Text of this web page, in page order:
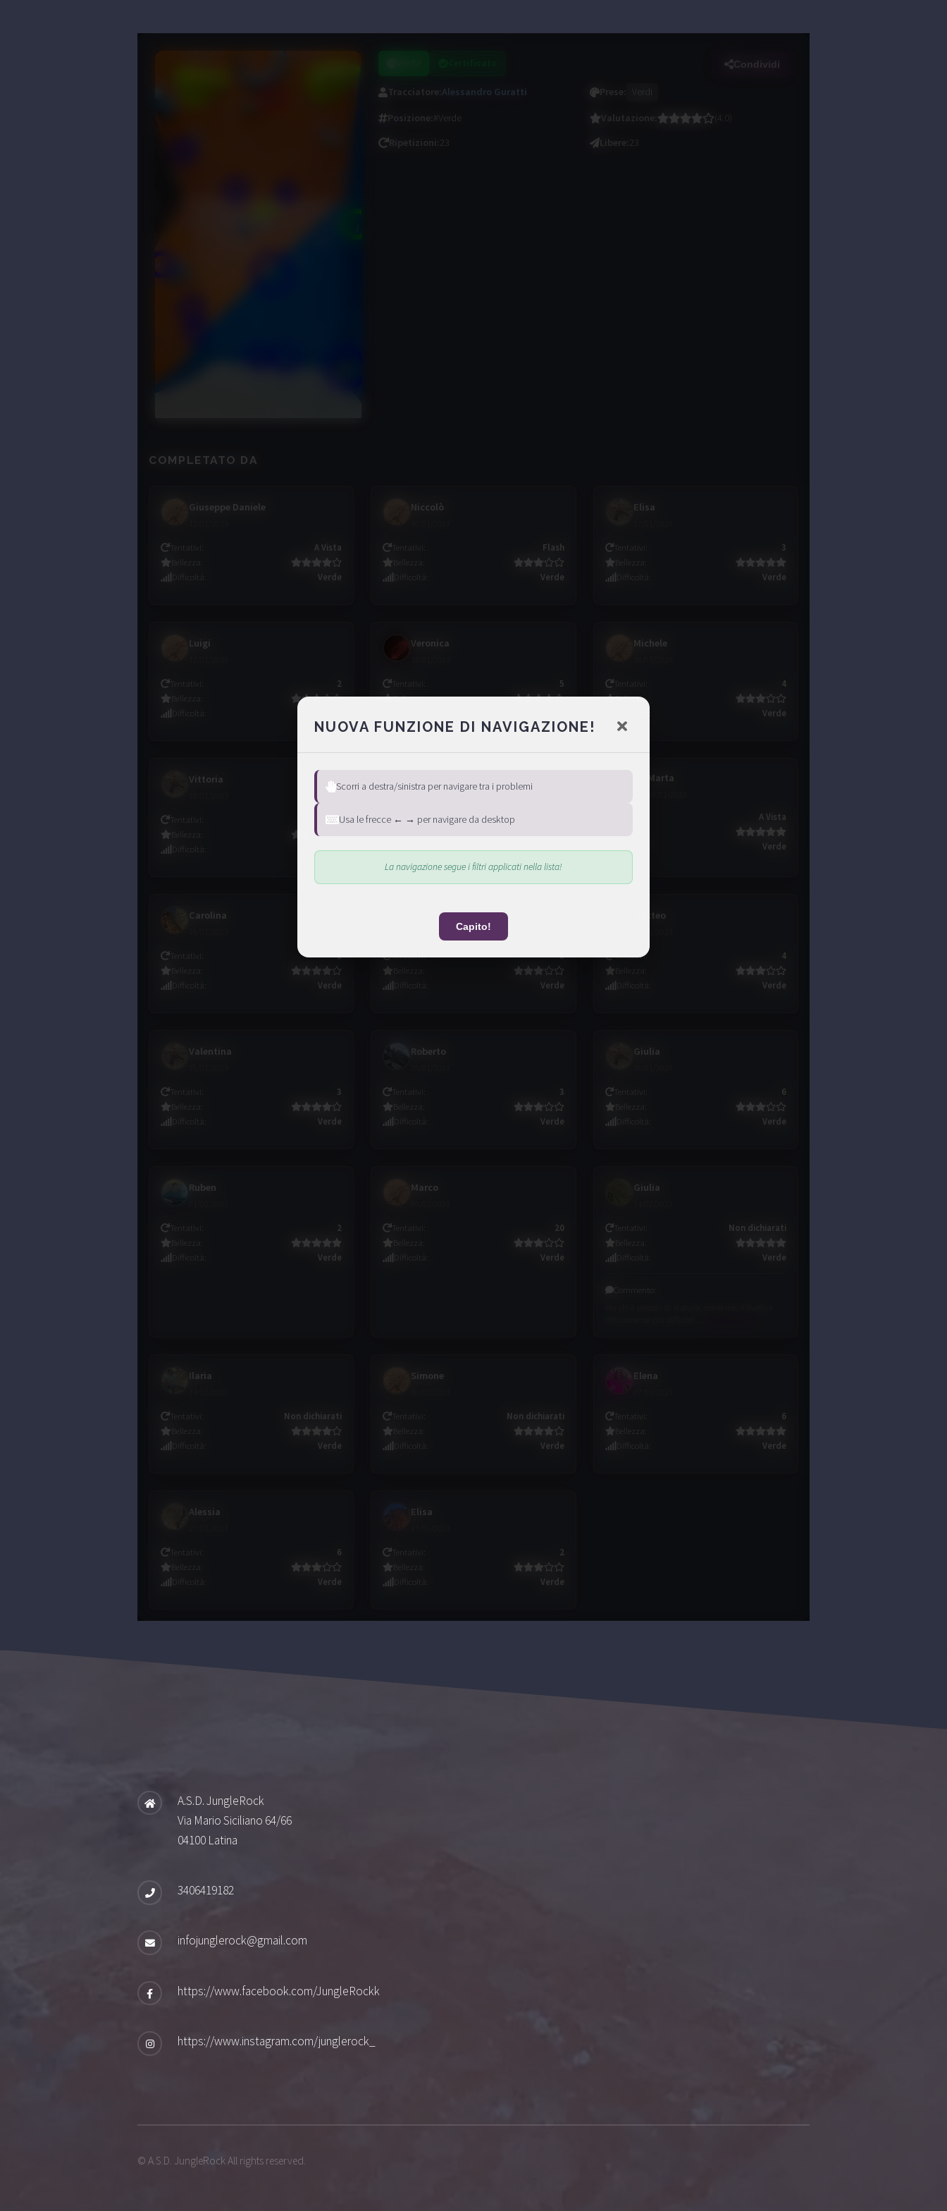
NUOVA FUNZIONE DI NAVIGAZIONE!
Scorri a destra/sinistra per navigare tra i problemi
Usa le frecce ← → per navigare da desktop
La navigazione segue i filtri applicati nella lista!
Capito!
Condividi
Tracciatore :Alessandro Guratti Prese Verdi
Posizione #Verde Valutazione
Ripetizioni 23 Libere 23
COMPLETATO DA
Giuseppe Daniele
Tentativi :
A Vista
:
Difficoltà : Verde
Niccolò
Tentativi :
Flash
:
Difficoltà : Verde
Elisa
Tentativi :
3
:
Difficoltà : Verde
Luigi
Tentativi :
2
:
Difficoltà :
Veronica
Tentativi :
5
Bellezza:
Michele
Tentativi :
4
Bellezza:
: Verde
Vittoria
Tentativi :
5
:
Difficoltà : Verde
Tentativi:
Difficoltà: Verde
Marta
A Vista
Verde
Carolina
Tentativi :
1
:
Difficoltà : Verde
Emanuele
Tentativi:
3
Difficoltà : Verde
Matteo
Tentativi:
4
:
Difficoltà : Verde
Valentina
Tentativi :
3
:
Difficoltà : Verde
Roberto
Tentativi :
3
:
Difficoltà : Verde
Giulia
Tentativi :
6
:
Difficoltà : Verde
Ruben
Tentativi :
2
:
Difficoltà : Verde
Marco
Tentativi :
20
:
Difficoltà : Verde
Giulia
Tentativi :
Non dichiarati
:
Difficoltà : Verde
Commento :
Ilaria
Tentativi :
Non dichiarati
:
Difficoltà : Verde
Simone
Tentativi :
Non dichiarati
:
Difficoltà : Verde
Elena
Tentativi :
6
:
Difficoltà : Verde
Alessia
Tentativi :
6
:
Difficoltà : Verde
Elisa
Tentativi :
2
:
Difficoltà : Verde
A.S.D. JungleRock
Via Mario Siciliano 64/66
04100 Latina
3406419182
infojunglerock@gmail.com
https://www.facebook.com/JungleRockk
https://www.instagram.com/junglerock_
© A.S.D. JungleRock All rights reserved.